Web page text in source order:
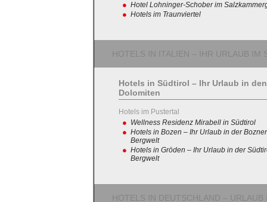
Hotel Lohninger-Schober im
Hotels im Traunviertel
HOTELS IN ITALIEN – IHR URLAUB IM
Hotels in Südtirol – Ihr Urlaub in den
Dolomiten
Hotels im Pustertal
Wellness Residenz Mirabell in Südtirol
Hotels in Bozen – Ihr Urlaub in der Bozner
Bergwelt
Hotels in Gröden – Ihr Urlaub in der
Bergwelt
HOTELS IN DEUTSCHLAND –